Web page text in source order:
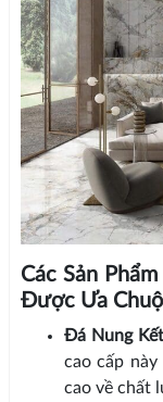
Các Sản
Được Ưa
Đá Nung
cao cấp
cao về chất